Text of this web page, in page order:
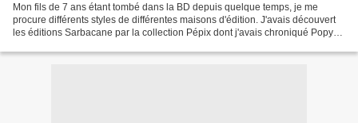
Mon fils de 7 ans étant tombé dans la BD depuis quelque temps, je me
procure différents styles de différentes maisons d'édition. J'avais découvert
les éditions Sarbacane par la collection Pépix dont j'avais chroniqué Popy